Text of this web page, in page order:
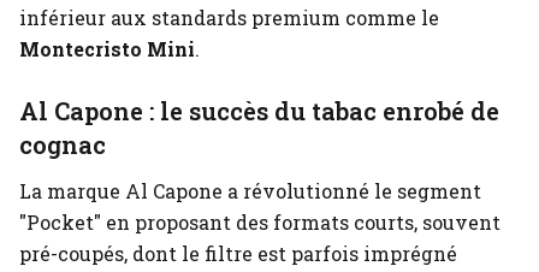
inférieur aux standards premium comme le
Montecristo Mini.
Al Capone : le succès du tabac enrobé de
cognac
La marque Al Capone a révolutionné le segment
"Pocket" en proposant des formats courts, souvent
pré-coupés, dont le filtre est parfois imprégné